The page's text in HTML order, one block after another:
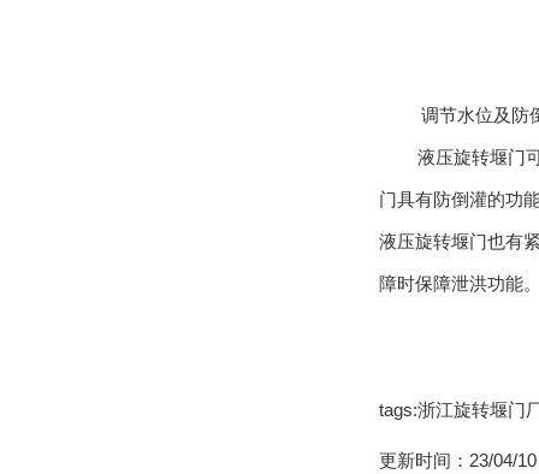
1 调节水位及防
液压旋转堰门
门具有防倒灌的功
液压旋转堰门也有
障时保障泄洪功能
tags:浙江旋转堰门
更新时间：23/04/